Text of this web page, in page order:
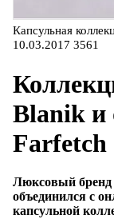
Капсульная
10.03.2017 3561
Blanik и
Farfetch
Люксовый бренд
объединился с
капсульной